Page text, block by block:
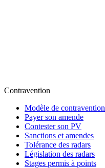
Contravention
Modèle de contravention
Payer son amende
Contester son PV
Sanctions et amendes
Tolérance des radars
Législation des radars
Stages permis à points